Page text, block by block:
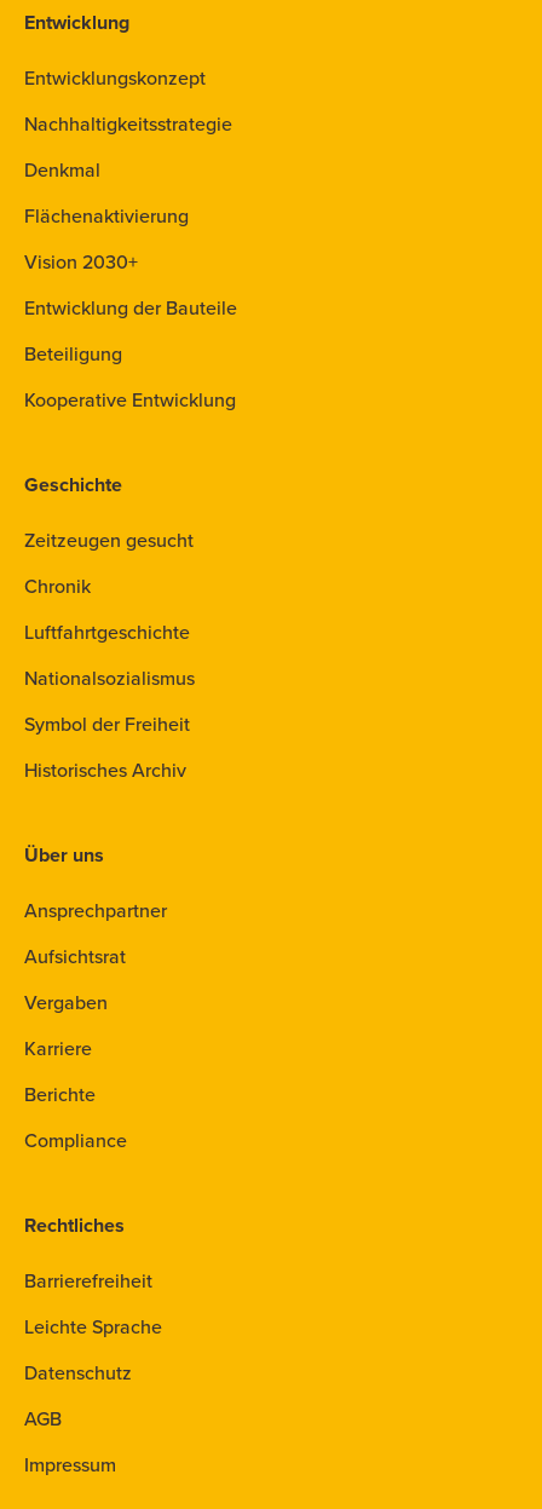
Entwicklung
Entwicklungskonzept
Nachhaltigkeitsstrategie
Denkmal
Flächenaktivierung
Vision 2030+
Entwicklung der Bauteile
Beteiligung
Kooperative Entwicklung
Geschichte
Zeitzeugen gesucht
Chronik
Luftfahrtgeschichte
Nationalsozialismus
Symbol der Freiheit
Historisches Archiv
Über uns
Ansprechpartner
Aufsichtsrat
Vergaben
Karriere
Berichte
Compliance
Rechtliches
Barrierefreiheit
Leichte Sprache
Datenschutz
AGB
Impressum